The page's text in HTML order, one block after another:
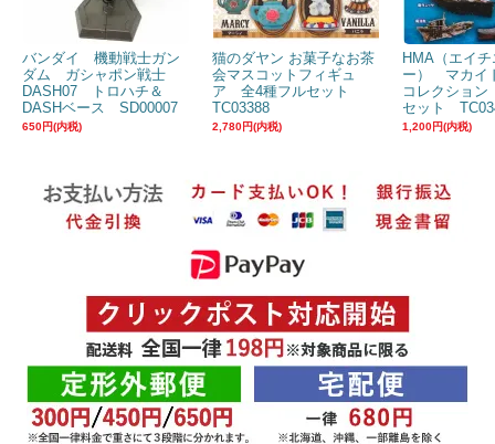
バンダイ 機動戦士ガン
ダム ガシャポン戦士
DASH07 トロハチ＆
DASHベース SD00007
650円(内税)
猫のダヤン お菓子なお茶
会マスコットフィギュ
ア 全4種フルセット
TC03388
2,780円(内税)
HMA（エイ
ー） マカイ
コレクショ
セット
1,200円(内税)